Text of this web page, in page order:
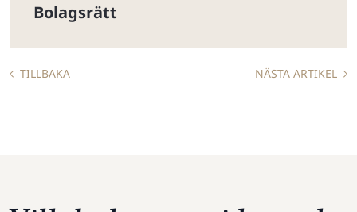
Bolagsrätt
TILLBAKA NÄSTA ARTIKEL